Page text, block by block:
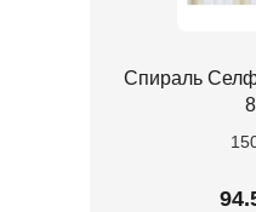
Спираль